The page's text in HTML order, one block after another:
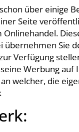
über einige
Seite
Sie
Verfügung
Werbung auf
welcher, die